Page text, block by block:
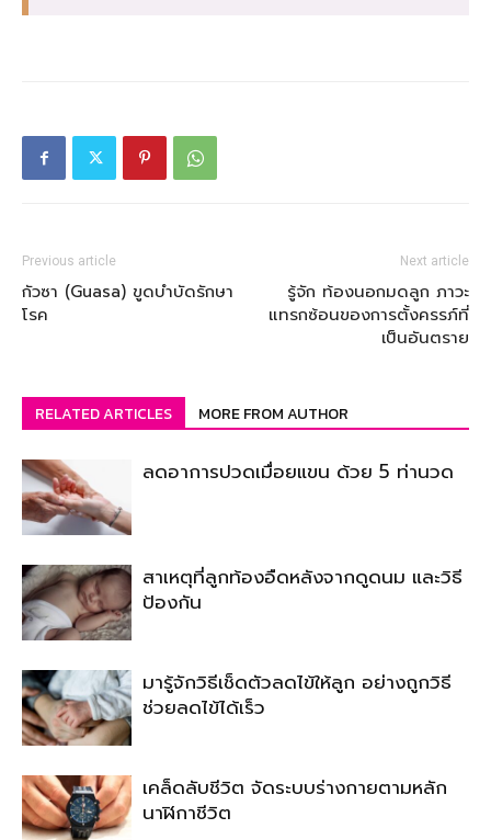
Previous article
กัวซา (Guasa) ขูดบำบัดรักษา
โรค
Next article
รู้จัก ท้องนอกมดลูก ภาวะ
แทรกซ้อนของการตั้งครรภ์ที่
เป็นอันตราย
RELATED ARTICLES MORE FROM AUTHOR
ลดอาการปวดเมื่อยแขน ด้วย 5 ท่านวด
สาเหตุที่ลูกท้องอืดหลังจากดูดนม และวิธี
ป้องกัน
มารู้จักวิธีเช็ดตัวลดไข้ให้ลูก อย่างถูกวิธี
ช่วยลดไข้ได้เร็ว
เคล็ดลับชีวิต จัดระบบร่างกายตามหลัก
นาฬิกาชีวิต